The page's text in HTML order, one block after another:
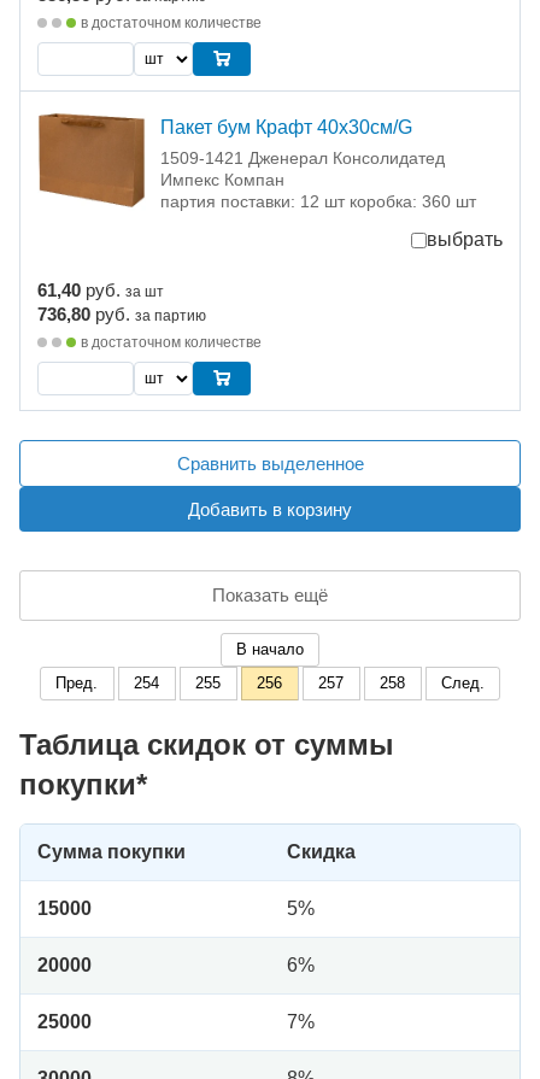
в достаточном количестве
Пакет бум Крафт 40х30см/G
1509-1421 Дженерал Консолидатед
Импекс Компан
партия поставки: 12 шт коробка: 360 шт
выбрать
61,40 руб. за шт
736,80 руб. за партию
в достаточном количестве
Сравнить выделенное
Добавить в корзину
Показать ещё
В начало
Пред.
254 255 256 257 258 След.
Таблица скидок от суммы
покупки*
Сумма покупки Скидка
15000 5%
20000 6%
25000 7%